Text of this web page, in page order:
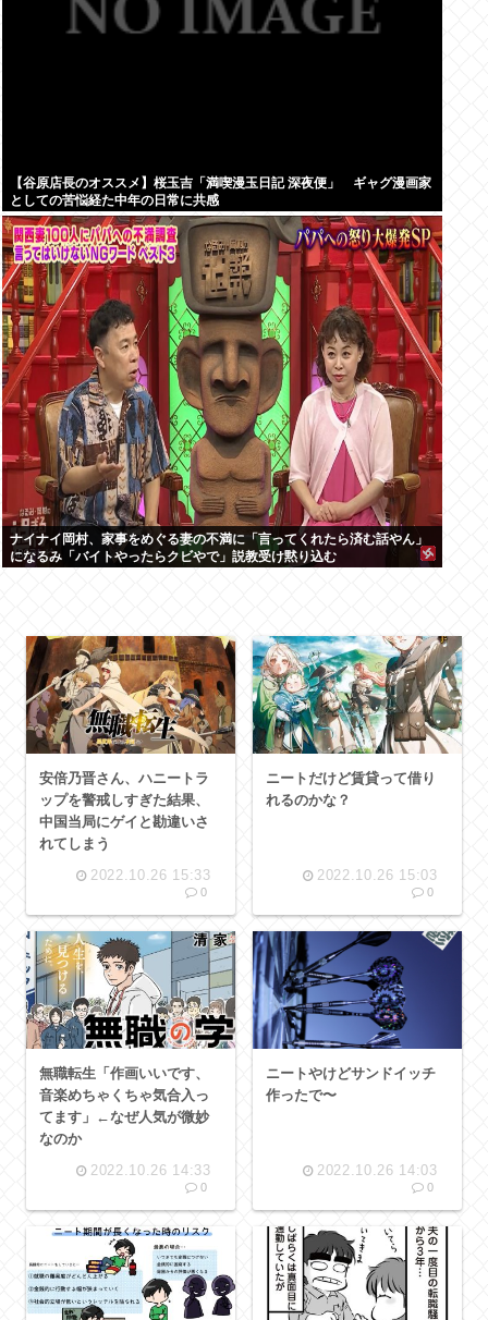
【谷原店長のオススメ】桜玉吉「満喫漫玉日記 深夜便」 ギャグ漫画家
としての苦悩経た中年の日常に共感
ナイナイ岡村、家事をめぐる妻の不満に「言ってくれたら済む話やん」
になるみ「バイトやったらクビやで」説教受け黙り込む
安倍乃晋さん、ハニートラ
ップを警戒しすぎた結果、
中国当局にゲイと勘違いさ
れてしまう
2022.10.26 15:33
0
ニートだけど賃貸って借り
れるのかな？
2022.10.26 15:03
0
無職転生「作画いいです、
音楽めちゃくちゃ気合入っ
てます」←なぜ人気が微妙
なのか
2022.10.26 14:33
0
ニートやけどサンドイッチ
作ったで〜
2022.10.26 14:03
0